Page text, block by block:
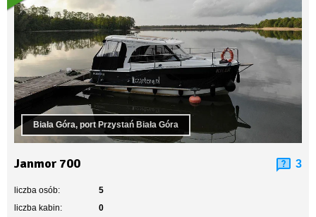
Biała Góra, port Przystań Biała Góra
Janmor 700 3
liczba osób:
5
liczba kabin:
0